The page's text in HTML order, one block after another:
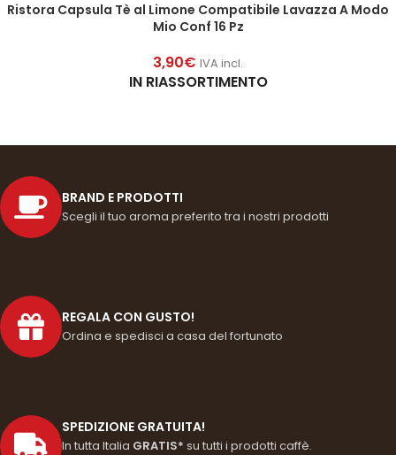
Ristora Capsula Tè al Limone Compatibile Lavazza A Modo
Mio Conf 16 Pz
3,90€ IVA incl.
IN RIASSORTIMENTO
BRAND E PRODOTTI
Scegli il tuo aroma preferito tra i nostri prodotti
REGALA CON GUSTO!
Ordina e spedisci a casa del fortunato
SPEDIZIONE GRATUITA!
In tutta Italia GRATIS* su tutti i prodotti caffè.